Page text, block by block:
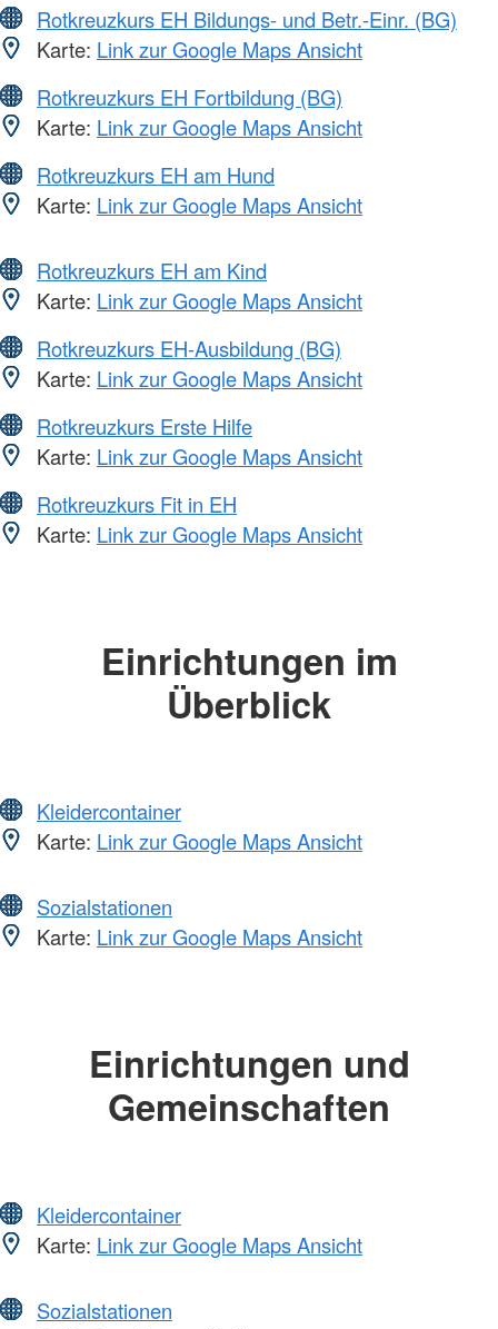
Rotkreuzkurs EH Bildungs- und Betr.-Einr. (BG)
Karte: Link zur Google Maps Ansicht
Rotkreuzkurs EH Fortbildung (BG)
Karte: Link zur Google Maps Ansicht
Rotkreuzkurs EH am Hund
Karte: Link zur Google Maps Ansicht
Rotkreuzkurs EH am Kind
Karte: Link zur Google Maps Ansicht
Rotkreuzkurs EH-Ausbildung (BG)
Karte: Link zur Google Maps Ansicht
Rotkreuzkurs Erste Hilfe
Karte: Link zur Google Maps Ansicht
Rotkreuzkurs Fit in EH
Karte: Link zur Google Maps Ansicht
Einrichtungen im
Überblick
Kleidercontainer
Karte: Link zur Google Maps Ansicht
Sozialstationen
Karte: Link zur Google Maps Ansicht
Einrichtungen und
Gemeinschaften
Kleidercontainer
Karte: Link zur Google Maps Ansicht
Sozialstationen